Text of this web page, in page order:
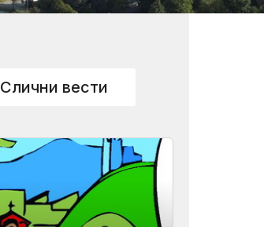
Слични вести